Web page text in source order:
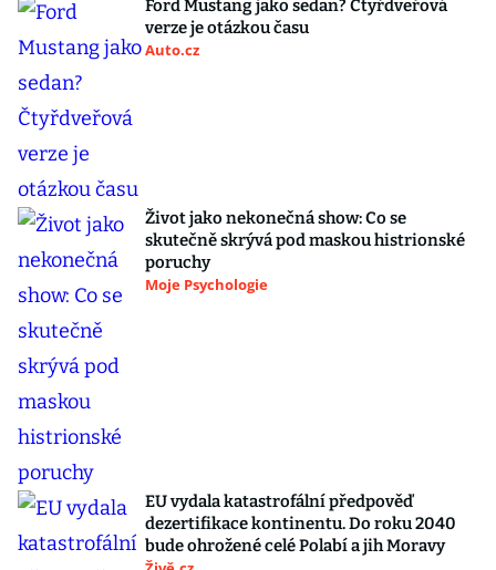
Ford Mustang jako sedan? Čtyřdveřová
verze je otázkou času
Auto.cz
Život jako nekonečná show: Co se
skutečně skrývá pod maskou histrionské
poruchy
Moje Psychologie
EU vydala katastrofální předpověď
dezertifikace kontinentu. Do roku 2040
bude ohrožené celé Polabí a jih Moravy